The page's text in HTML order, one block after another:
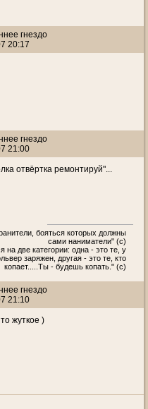
гнездо
20:17
гнездо
21:00
отвёртка ремонтируй"...
бояться которых должны
сами наниматели" (с)
на две категории: одна - это те, у
заряжен, другая - это те, кто
копает.....Ты - будешь копать." (с)
гнездо
21:10
жуткое )